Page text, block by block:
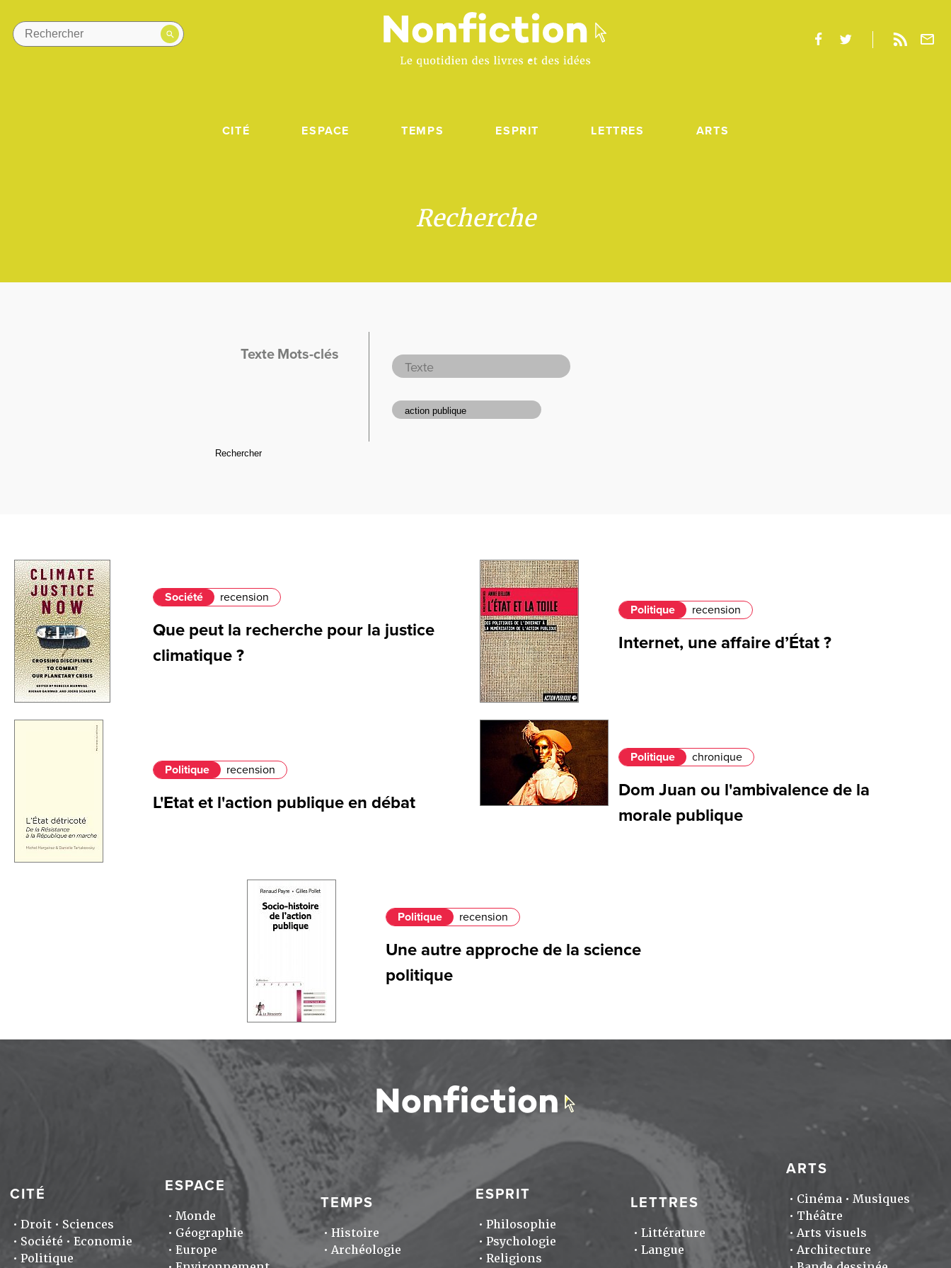
CITÉ ESPACE TEMPS ESPRIT LETTRES ARTS
Recherche
Texte Mots-clés
Société recension
Que peut la recherche pour la justice
climatique ?
Politique recension
Internet, une affaire d’État ?
Politique recension
L'Etat et l'action publique en débat
Politique chronique
Dom Juan ou l'ambivalence de la
morale publique
Politique recension
Une autre approche de la science
politique
CITÉ
Droit
Sciences
Société
Economie
Politique
ESPACE
Monde
Géographie
Europe
TEMPS
Histoire
Archéologie
ESPRIT
Philosophie
Psychologie
Religions
LETTRES
Littérature
Langue
ARTS
Cinéma
Musiques
Théâtre
Arts visuels
Architecture